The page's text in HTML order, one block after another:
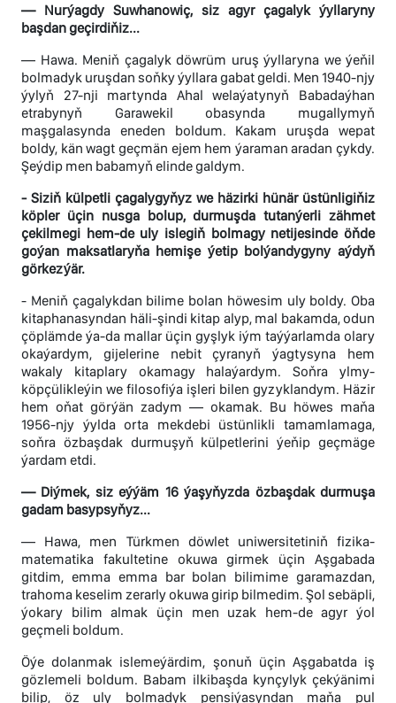
— Nurýagdy Suwhanowiç, siz agyr çagalyk ýyllaryny
başdan geçirdiňiz...
— Hawa. Meniň çagalyk döwrüm uruş ýyllaryna we ýeňil
bolmadyk uruşdan soňky ýyllara gabat geldi. Men 1940-njy
ýylyň 27-nji martynda Ahal welaýatynyň Babadaýhan
etrabynyň Garawekil obasynda mugallymyň
maşgalasynda eneden boldum. Kakam uruşda wepat
boldy, kän wagt geçmän ejem hem ýaraman aradan çykdy.
Şeýdip men babamyň elinde galdym.
- Siziň külpetli çagalygyňyz we häzirki hünär üstünligiňiz
köpler üçin nusga bolup, durmuşda tutanýerli zähmet
çekilmegi hem-de uly islegiň bolmagy netijesinde öňde
goýan maksatlaryňa hemişe ýetip bolýandygyny aýdyň
görkezýär.
- Meniň çagalykdan bilime bolan höwesim uly boldy. Oba
kitaphanasyndan häli-şindi kitap alyp, mal bakamda, odun
çöplämde ýa-da mallar üçin gyşlyk iým taýýarlamda olary
okaýardym, gijelerine nebit çyranyň ýagtysyna hem
wakaly kitaplary okamagy halaýardym. Soňra ylmy-
köpçülikleýin we filosofiýa işleri bilen gyzyklandym. Häzir
hem oňat görýän zadym — okamak. Bu höwes maňa
1956-njy ýylda orta mekdebi üstünlikli tamamlamaga,
soňra özbaşdak durmuşyň külpetlerini ýeňip geçmäge
ýardam etdi.
— Diýmek, siz eýýäm 16 ýaşyňyzda özbaşdak durmuşa
gadam basypsyňyz...
— Hawa, men Türkmen döwlet uniwersitetiniň fizika-
matematika fakultetine okuwa girmek üçin Aşgabada
gitdim, emma emma bar bolan bilimime garamazdan,
trahoma keselim zerarly okuwa girip bilmedim. Şol sebäpli,
ýokary bilim almak üçin men uzak hem-de agyr ýol
geçmeli boldum.
Öýe dolanmak islemeýärdim, şonuň üçin Aşgabatda iş
gözlemeli boldum. Babam ilkibaşda kynçylyk çekýänimi
bilip, öz uly bolmadyk pensiýasyndan maňa pul